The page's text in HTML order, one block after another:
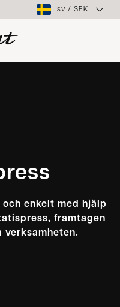
sv / SEK
enkelt med hjälp
framtagen
verksamheten.